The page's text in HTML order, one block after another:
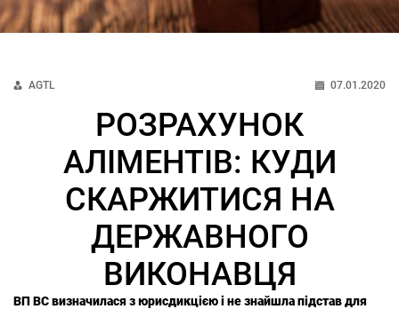
AGTL 07.01.2020
РОЗРАХУНОК
АЛІМЕНТІВ: КУДИ
СКАРЖИТИСЯ НА
ДЕРЖАВНОГО
ВИКОНАВЦЯ
ВП ВС визначилася з юрисдикцією і не знайшла підстав для